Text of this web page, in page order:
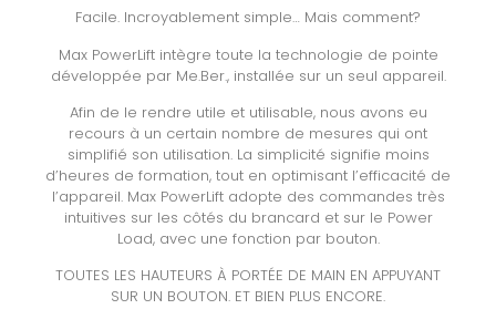
Facile. Incroyablement simple… Mais comment?
Max PowerLift intègre toute la technologie de pointe
développée par Me.Ber., installée sur un seul appareil.
Afin de le rendre utile et utilisable, nous avons eu
recours à un certain nombre de mesures qui ont
simplifié son utilisation. La simplicité signifie moins
d’heures de formation, tout en optimisant l’efficacité de
l’appareil. Max PowerLift adopte des commandes très
intuitives sur les côtés du brancard et sur le Power
Load, avec une fonction par bouton.
TOUTES LES HAUTEURS À PORTÉE DE MAIN EN APPUYANT
SUR UN BOUTON. ET BIEN PLUS ENCORE.